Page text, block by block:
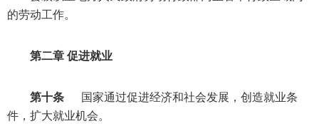
的劳动工作。
第二章 促进就业
第十条
国家通过促进经济和社会发展，创造就业条
件，扩大就业机会。